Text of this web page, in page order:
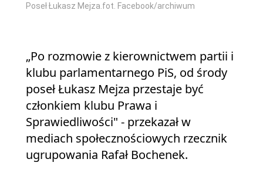
Poseł Łukasz Mejza.fot. Facebook/archiwum
„Po rozmowie z kierownictwem partii i
klubu parlamentarnego PiS, od środy
poseł Łukasz Mejza przestaje być
członkiem klubu Prawa i
Sprawiedliwości" - przekazał w
mediach społecznościowych rzecznik
ugrupowania Rafał Bochenek.